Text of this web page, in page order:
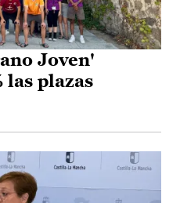
Joven'
las plazas